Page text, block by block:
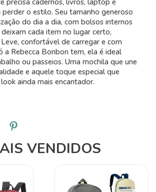
precisa cadernos, livros, laptop e
perder o estilo. Seu tamanho generoso
do dia a dia, com bolsos internos
cada item no lugar certo,
confortável de carregar e com
a Rebecca Bonbon tem, ela é ideal
ou passeios. Uma mochila que une
e aquele toque especial que
ainda mais encantador.
VENDIDOS